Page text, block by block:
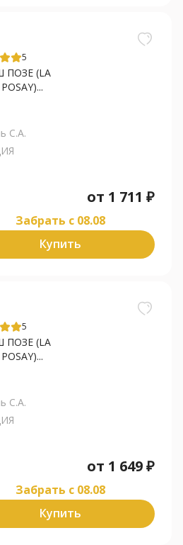
5
ПОЗЕ (LA
С.А.
от 1 711 ₽
Забрать c 08.08
Купить
5
ПОЗЕ (LA
С.А.
от 1 649₽
Забрать c 08.08
Купить